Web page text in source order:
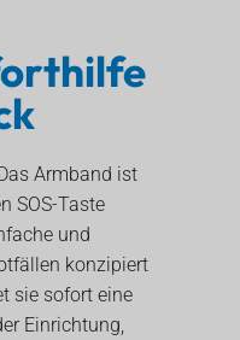
Armband ist
SOS-Taste
und
konzipiert
sie sofort eine
Einrichtung,